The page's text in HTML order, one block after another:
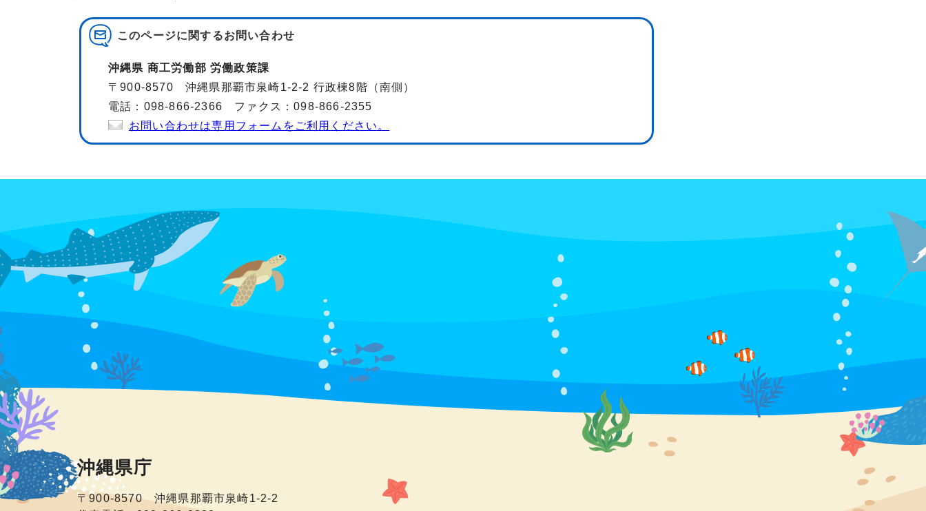
このページに関するお問い合わせ
沖縄県 商工労働部 労働政策課
〒900-8570 沖縄県那覇市泉崎1-2-2 行政棟8階（南側）
電話：098-866-2366 ファクス：098-866-2355
お問い合わせは専用フォームをご利用ください。
沖縄県庁
〒900-8570 沖縄県那覇市泉崎1-2-2